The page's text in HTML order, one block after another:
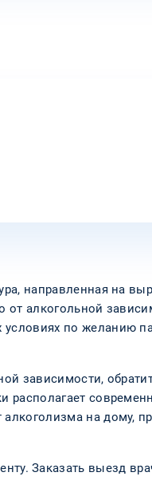
направленная на
от алкогольной
по желанию
зависимости,
располагает
на дому,
Заказать выезд